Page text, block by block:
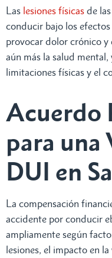
Las lesiones físicas de
conducir bajo los
provocar dolor crónico y
aún más la salud
limitaciones físicas y el
Acuerdo
para una
DUI en
La compensación
accidente por conducir
ampliamente según
lesiones, el impacto en